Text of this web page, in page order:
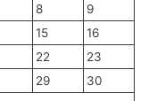
8
9
15
16
22
23
29
30